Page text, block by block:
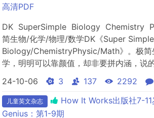
高清PDF
DK SuperSimple Biology Chemistry
简生物/化学/物理/数学DK《Super Simple
Biology/ChemistryPhysic/Math》。极
学，明明可以靠颜值，却非要拼内涵，说
在这里，化学不是冷冰冰的分子式，而是
24-10-06 3 137 2292
儿童英文杂志
How It Works出版社7-
Genius：第1-9期